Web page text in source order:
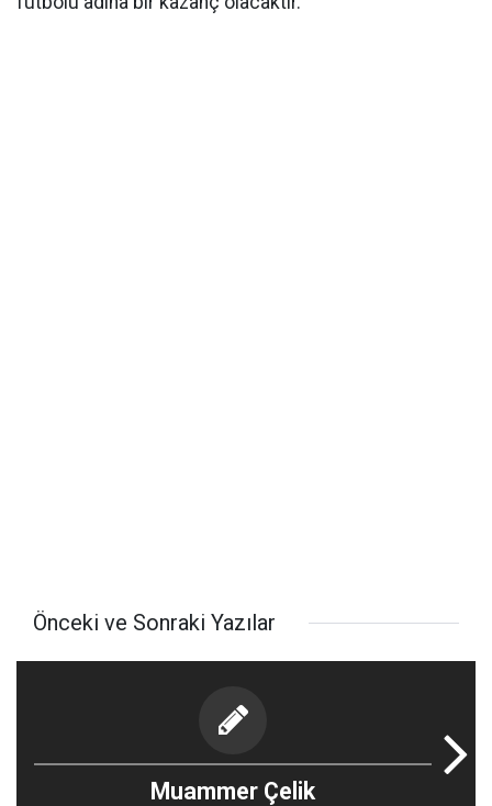
Önceki ve Sonraki Yazılar
Muammer Çelik